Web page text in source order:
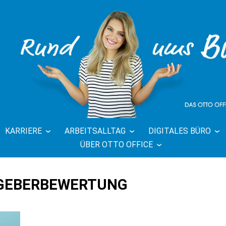
BLOG
BÜRO
KARRIERE ARBEITSALLTAG DIGITALES BÜRO
ÜBER OTTO OFFICE